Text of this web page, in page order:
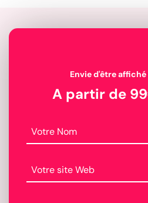
Envie d'être
A partir de